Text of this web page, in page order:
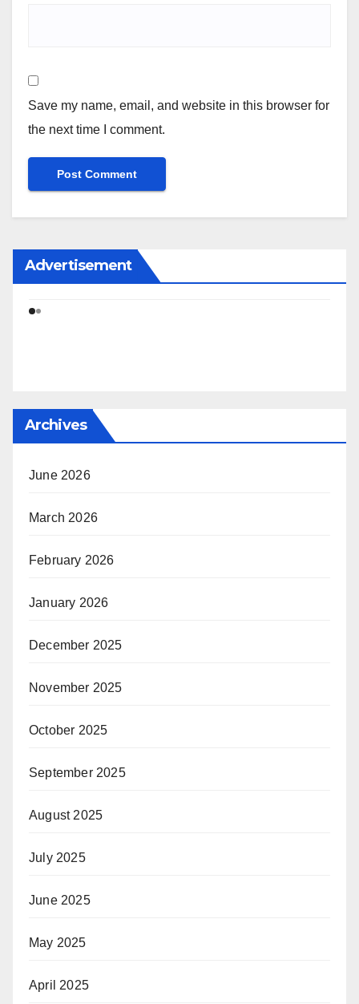
Save my name, email, and website in this browser for
the next time I comment.
Advertisement
Archives
June 2026
March 2026
February 2026
January 2026
December 2025
November 2025
October 2025
September 2025
August 2025
July 2025
June 2025
May 2025
April 2025